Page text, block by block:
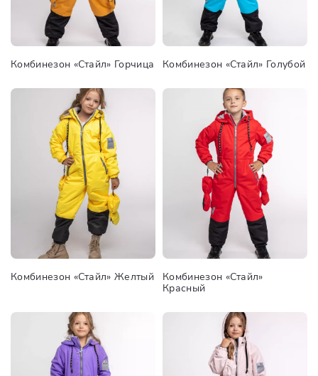
Комбинезон «Стайл» Горчица Комбинезон «Стайл» Голубой
Комбинезон «Стайл» Желтый
Комбинезон «Стайл»
Красный